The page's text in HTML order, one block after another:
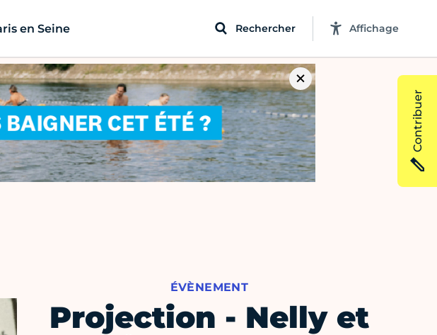
en Seine Rechercher Affichage
ÉVÈNEMENT
Projection - Nelly et
Contribuer